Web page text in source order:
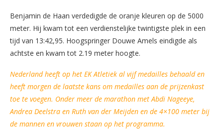
Benjamin de Haan verdedigde de oranje kleuren op de 5000
meter. Hij kwam tot een verdienstelijke twintigste plek in een
tijd van 13:42,95. Hoogspringer Douwe Amels eindigde als
achtste en kwam tot 2.19 meter hoogte.
Nederland heeft op het EK Atletiek al vijf medailles behaald en
heeft morgen de laatste kans om medailles aan de prijzenkast
toe te voegen. Onder meer de marathon met Abdi Nageeye,
Andrea Deelstra en Ruth van der Meijden en de 4×100 meter bij
de mannen en vrouwen staan op het programma.